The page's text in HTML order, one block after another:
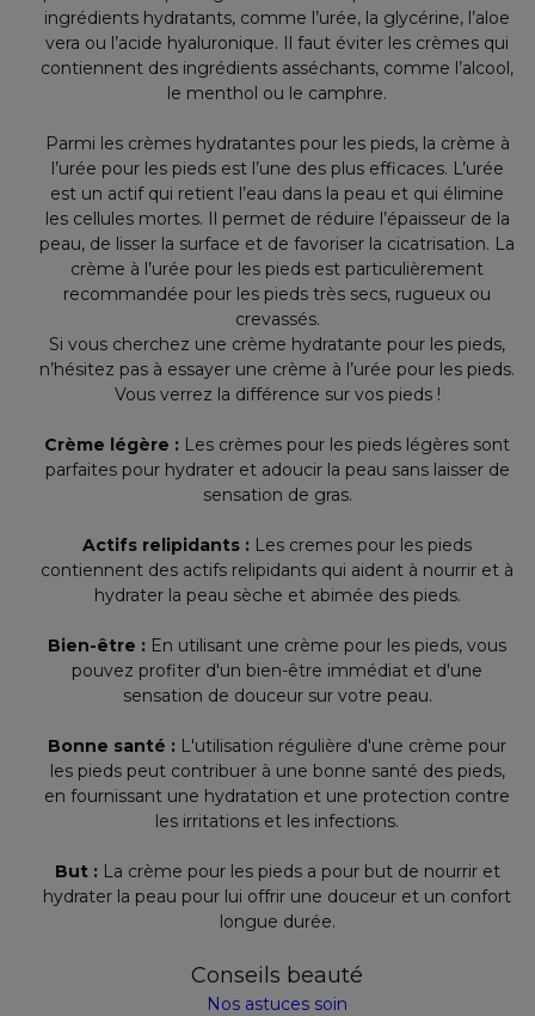
ingrédients hydratants, comme l’urée, la glycérine, l’aloe
vera ou l’acide hyaluronique. Il faut éviter les crèmes qui
contiennent des ingrédients asséchants, comme l’alcool,
le menthol ou le camphre.
Parmi les crèmes hydratantes pour les pieds, la crème à
l’urée pour les pieds est l’une des plus efficaces. L’urée
est un actif qui retient l’eau dans la peau et qui élimine
les cellules mortes. Il permet de réduire l’épaisseur de la
peau, de lisser la surface et de favoriser la cicatrisation. La
crème à l’urée pour les pieds est particulièrement
recommandée pour les pieds très secs, rugueux ou
crevassés.
Si vous cherchez une crème hydratante pour les pieds,
n’hésitez pas à essayer une crème à l’urée pour les pieds.
Vous verrez la différence sur vos pieds !
Crème légère : Les crèmes pour les pieds légères sont
parfaites pour hydrater et adoucir la peau sans laisser de
sensation de gras.
Actifs relipidants : Les cremes pour les pieds
contiennent des actifs relipidants qui aident à nourrir et à
hydrater la peau sèche et abimée des pieds.
Bien-être : En utilisant une crème pour les pieds, vous
pouvez profiter d'un bien-être immédiat et d'une
sensation de douceur sur votre peau.
Bonne santé : L'utilisation régulière d'une crème pour
les pieds peut contribuer à une bonne santé des pieds,
en fournissant une hydratation et une protection contre
les irritations et les infections.
But : La crème pour les pieds a pour but de nourrir et
hydrater la peau pour lui offrir une douceur et un confort
longue durée.
Conseils beauté
Nos astuces soin